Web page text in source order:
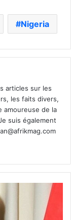
Nigeria
articles sur les
les faits divers,
amoureuse de la
suis également